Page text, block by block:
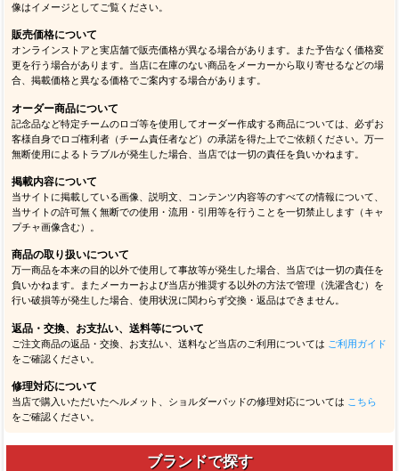
像はイメージとしてご覧ください。
販売価格について
オンラインストアと実店舗で販売価格が異なる場合があります。また予告なく価格変
更を行う場合があります。当店に在庫のない商品をメーカーから取り寄せるなどの場
合、掲載価格と異なる価格でご案内する場合があります。
オーダー商品について
記念品など特定チームのロゴ等を使用してオーダー作成する商品については、必ずお
客様自身でロゴ権利者（チーム責任者など）の承諾を得た上でご依頼ください。万一
無断使用によるトラブルが発生した場合、当店では一切の責任を負いかねます。
掲載内容について
当サイトに掲載している画像、説明文、コンテンツ内容等のすべての情報について、
当サイトの許可無く無断での使用・流用・引用等を行うことを一切禁止します（キャ
プチャ画像含む）。
商品の取り扱いについて
万一商品を本来の目的以外で使用して事故等が発生した場合、当店では一切の責任を
負いかねます。またメーカーおよび当店が推奨する以外の方法で管理（洗濯含む）を
行い破損等が発生した場合、使用状況に関わらず交換・返品はできません。
返品・交換、お支払い、送料等について
ご注文商品の返品・交換、お支払い、送料など当店のご利用については ご利用ガイド
をご確認ください。
修理対応について
当店で購入いただいたヘルメット、ショルダーパッドの修理対応については こちら
をご確認ください。
ブランドで探す